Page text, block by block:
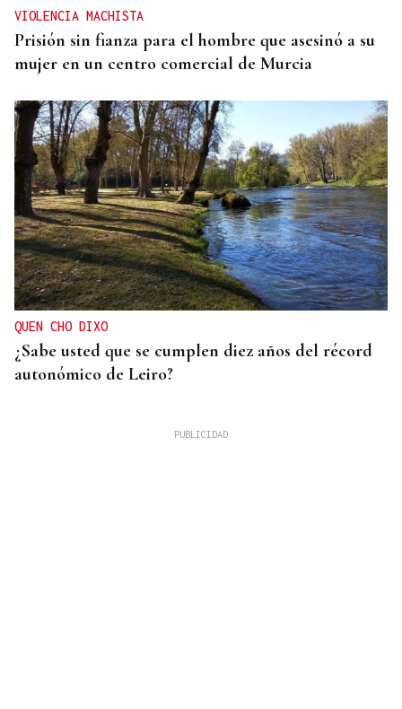
VIOLENCIA MACHISTA
Prisión sin fianza para el hombre que asesinó a su
mujer en un centro comercial de Murcia
QUEN CHO DIXO
¿Sabe usted que se cumplen diez años del récord
autonómico de Leiro?